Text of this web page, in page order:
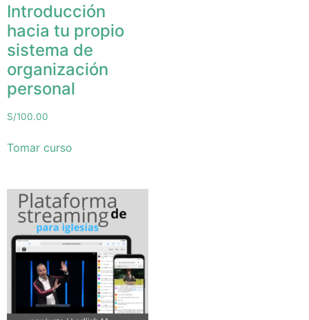
Introducción
hacia tu propio
sistema de
organización
personal
S/100.00
Tomar curso